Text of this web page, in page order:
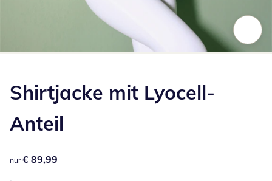
Shirtjacke mit Lyocell-
Anteil
€ 89,99
nur € 89,99